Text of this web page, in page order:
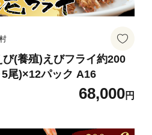
び(養殖)えびフライ約200
5尾)×12パック A16
68,000円